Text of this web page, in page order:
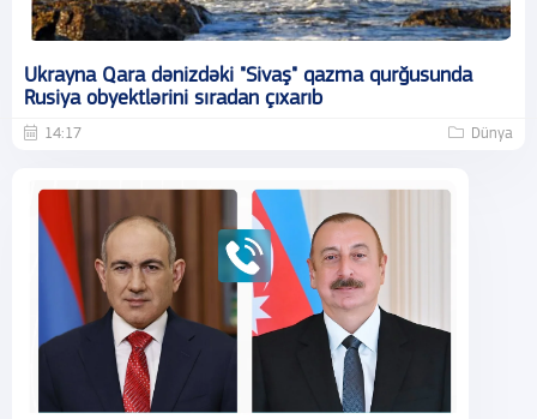
Ukrayna Qara dənizdəki "Sivaş" qazma qurğusunda
Rusiya obyektlərini sıradan çıxarıb
14:17 Dünya